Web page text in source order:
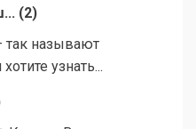
(2)
так называют
узнать...